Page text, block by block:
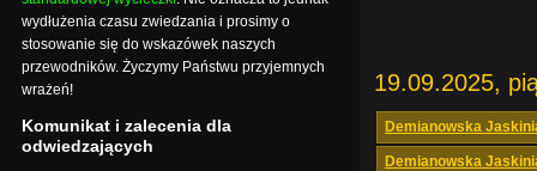
19.09.2025,
Demianowska
Demianowska
wydłużenia czasu zwiedzania i prosimy o
stosowanie się do wskazówek naszych
przewodników. Życzymy Państwu przyjemnych
wrażeń!
Komunikat i zalecenia dla
odwiedzających